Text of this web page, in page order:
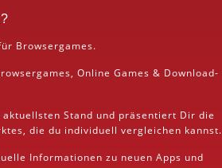
Browsergames.
, Online Games & Download-
Stand und präsentiert Dir die
die du individuell vergleichen kannst.
Informationen zu neuen Apps und